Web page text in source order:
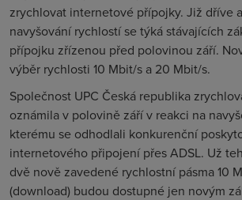
zrychlovat internetové přípojky. Již dříve
navyšování rychlostí se týká stávajících
přípojku zřízenou před polovinou září.
výběr rychlosti 10 Mbit/s a 20 Mbit/s.
Společnost UPC Česká republika
oznámila v polovině září v reakci na
kterému se odhodlali konkurenční
internetového připojení přes ADSL. Už
dvě nově zavedené rychlostní pásma 10
(download) budou dostupné jen novým